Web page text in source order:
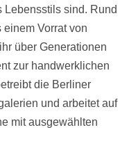
Lebensstils sind. Rund
Vorrat von
über Generationen
zur handwerklichen
die Berliner
und arbeitet auf
mit ausgewählten